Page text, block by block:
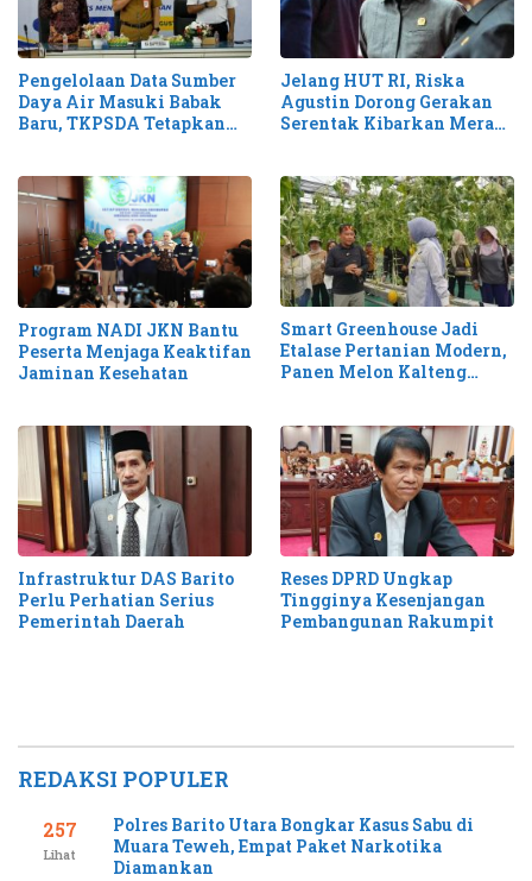
Pengelolaan Data Sumber
Daya Air Masuki Babak
Baru, TKPSDA Tetapkan
Jelang HUT RI, Riska
Agustin Dorong Gerakan
Serentak Kibarkan Merah
Program NADI JKN Bantu
Peserta Menjaga Keaktifan
Jaminan Kesehatan
Smart Greenhouse Jadi
Etalase Pertanian Modern,
Panen Melon Kalteng
Infrastruktur DAS Barito
Perlu Perhatian Serius
Pemerintah Daerah
Reses DPRD Ungkap
Tingginya Kesenjangan
Pembangunan Rakumpit
REDAKSI POPULER
257
Lihat
Polres Barito Utara Bongkar Kasus Sabu di
Muara Teweh, Empat Paket Narkotika
Diamankan